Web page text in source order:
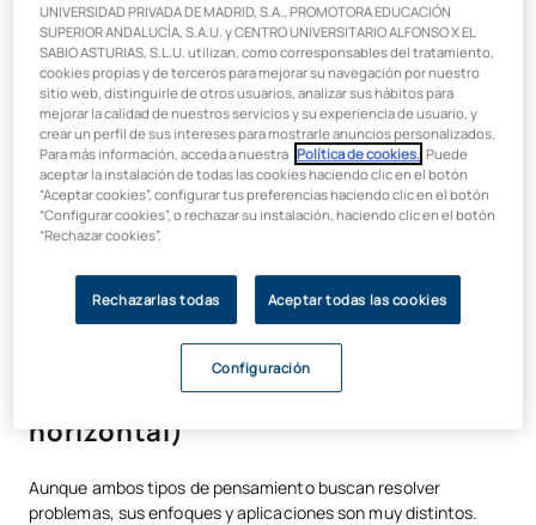
Edward de Bono acuñó el términolateral thinkingpara
describir una manera de pensar que se sale de lo
convencional. Su propuesta se basaba en que, para resolver
ciertos problemas, no basta con profundizar en la misma línea
de razonamiento, sino que es necesariocambiar de
perspectiva. Ver las cosas desde distintos ángulos.
Esta metodología se ha utilizado ampliamente eneducación,
empresas, innovación tecnológica y creatividad artística
convirtiéndose en una herramienta clave para quienes
Diferencias entre el pensamiento
vertical y lateral (también llamado
horizontal)
Aunque ambos tipos de pensamiento buscan resolver
problemas, sus enfoques y aplicaciones son muy distintos.
UNIVERSIDAD PRIVADA DE MADRID, S.A., PROMOTORA EDUCACIÓN
SUPERIOR ANDALUCÍA, S.A.U. y CENTRO UNIVERSITARIO ALFONSO X EL
SABIO ASTURIAS, S.L.U. utilizan, como corresponsables del tratamiento,
cookies propias y de terceros para mejorar su navegación por nuestro
sitio web, distinguirle de otros usuarios, analizar sus hábitos para
mejorar la calidad de nuestros servicios y su experiencia de usuario, y
crear un perfil de sus intereses para mostrarle anuncios personalizados.
Para más información, acceda a nuestra Política de cookies. . Puede
aceptar la instalación de todas las cookies haciendo clic en el botón
“Aceptar cookies”, configurar tus preferencias haciendo clic en el botón
“Configurar cookies”, o rechazar su instalación, haciendo clic en el botón
“Rechazar cookies”.
Rechazarlas todas Aceptar todas las cookies
Configuración